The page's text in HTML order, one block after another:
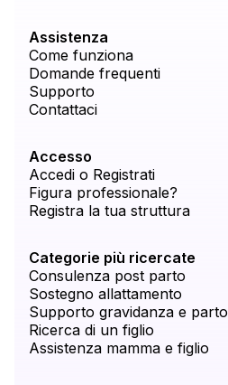
Assistenza
Come funziona
Domande frequenti
Supporto
Contattaci
Accesso
Accedi o Registrati
Figura professionale?
Registra la tua struttura
Categorie più ricercate
Consulenza post parto
Sostegno allattamento
Supporto gravidanza e parto
Ricerca di un figlio
Assistenza mamma e figlio